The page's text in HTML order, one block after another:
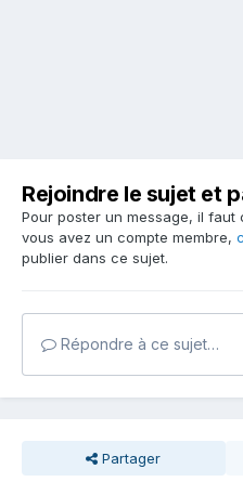
Rejoindre le sujet et
Pour poster un message, il faut
vous avez un compte membre,
publier dans ce sujet.
Répondre à ce sujet…
Partager